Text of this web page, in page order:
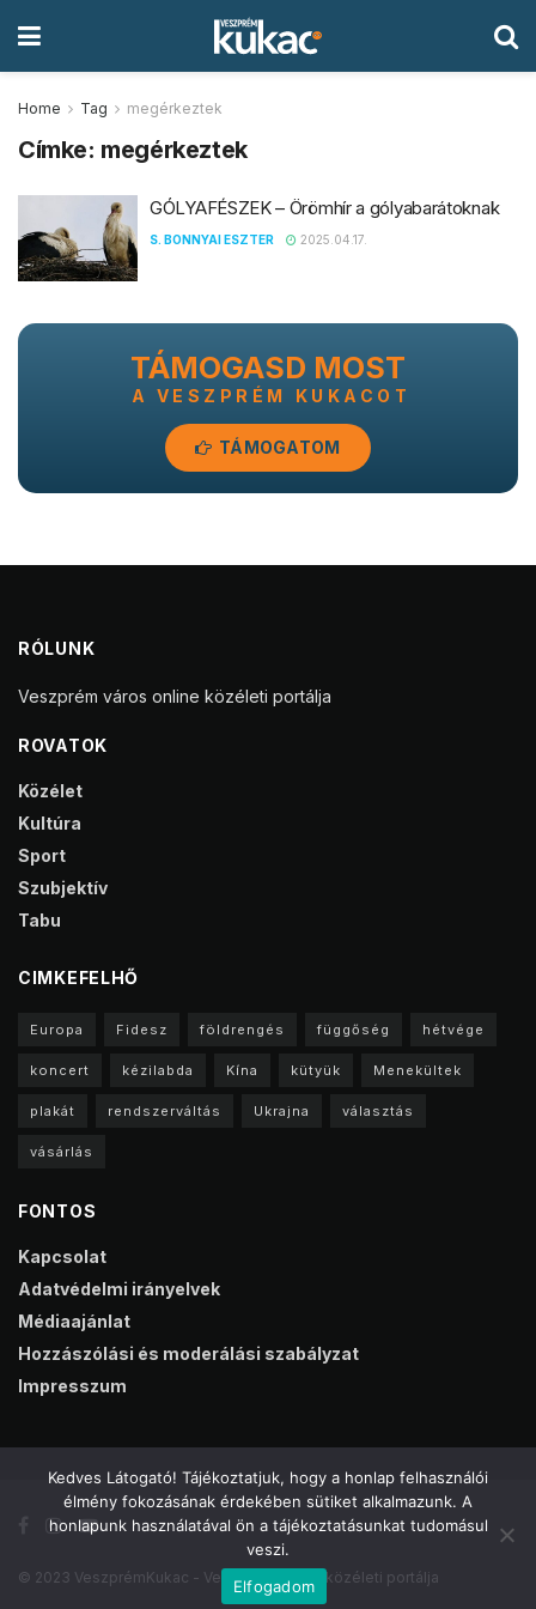
Home Tag megérkeztek
Címke: megérkeztek
GÓLYAFÉSZEK – Örömhír a gólyabarátoknak
S. BONNYAI ESZTER 2025.04.17.
TÁMOGASD MOST
A VESZPRÉM KUKACOT
TÁMOGATOM
RÓLUNK
Veszprém város online közéleti portálja
ROVATOK
Közélet
Kultúra
Sport
Szubjektív
Tabu
CIMKEFELHŐ
Europa Fidesz földrengés függőség hétvége
koncert kézilabda Kína kütyük Menekültek
plakát rendszerváltás Ukrajna választás
vásárlás
FONTOS
Kapcsolat
Adatvédelmi irányelvek
Médiaajánlat
Hozzászólási és moderálási szabályzat
Impresszum
© 2023 VeszprémKukac - Veszprém online közéleti portálja
Kedves Látogató! Tájékoztatjuk, hogy a honlap felhasználói
élmény fokozásának érdekében sütiket alkalmazunk. A
honlapunk használatával ön a tájékoztatásunkat tudomásul
veszi.
Elfogadom